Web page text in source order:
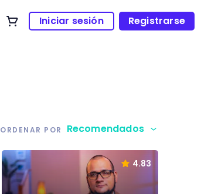
Iniciar sesión Registrarse
ORDENAR POR Recomendados
4.83